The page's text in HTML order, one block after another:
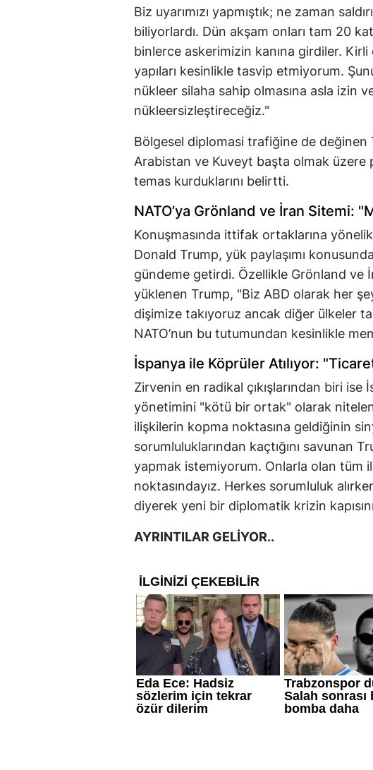
Biz uyarımızı yapmıştık; ne zaman
biliyorlardı. Dün akşam onları tam 20
binlerce askerimizin kanına girdiler.
yapıları kesinlikle tasvip etmiyorum.
nükleer silaha sahip olmasına asla izin
nükleersizleştireceğiz."
Bölgesel diplomasi trafiğine de değinen
Arabistan ve Kuveyt başta olmak üzere
temas kurduklarını belirtti.
NATO’ya Grönland ve İran Sitemi:
Konuşmasında ittifak ortaklarına
Donald Trump, yük paylaşımı
gündeme getirdi. Özellikle Grönland ve
yüklenen Trump, "Biz ABD olarak her
dişimize takıyoruz ancak diğer ülkeler
NATO’nun bu tutumundan kesinlikle
İspanya ile Köprüler Atılıyor:
Zirvenin en radikal çıkışlarından biri
yönetimini "kötü bir ortak" olarak
ilişkilerin kopma noktasına geldiğinin
sorumluluklarından kaçtığını savunan
yapmak istemiyorum. Onlarla olan tüm
noktasındayız. Herkes sorumluluk
diyerek yeni bir diplomatik krizin
AYRINTILAR GELİYOR..